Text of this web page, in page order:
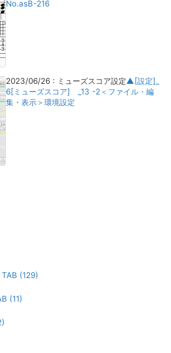
No.asB-216
2023/06/26 : ミューズスコア設定▲[設定]_
6[ミューズスコア] _13 -2＜ファイル・編
集・表示＞環境設定
TAB (129)
(11)